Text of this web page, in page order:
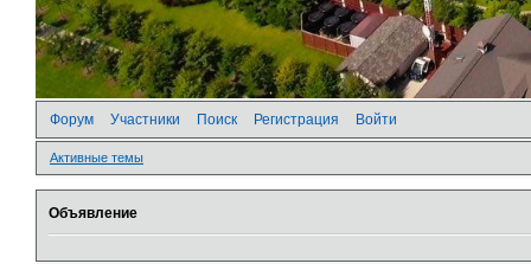
Форум Участники Поиск Регистрация Войти
Активные темы
Объявление